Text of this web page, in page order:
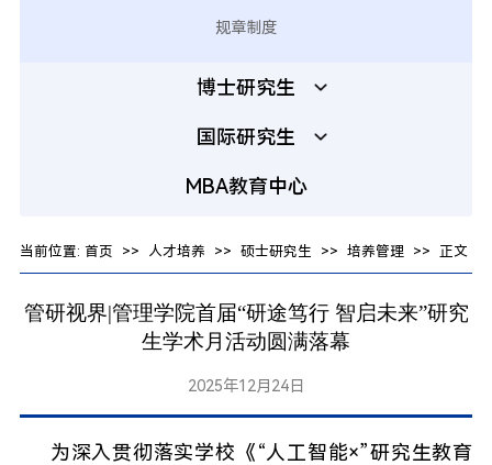
规章制度
博士研究生
国际研究生
MBA教育中心
当前位置: 首页 >> 人才培养 >> 硕士研究生 >> 培养管理>> 正文
管研视界|管理学院首届“研途笃行 智启未来”研究
生学术月活动圆满落幕
2025年12月24日
为深入贯彻落实学校《“人工智能×”研究生教育